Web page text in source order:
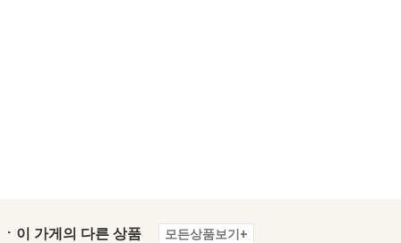
ㆍ이 가게의 다른 상품 모든상품보기+